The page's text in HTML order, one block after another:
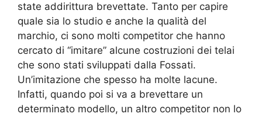
state addirittura brevettate. Tanto per capire
quale sia lo studio e anche la qualità del
marchio, ci sono molti competitor che hanno
cercato di “imitare” alcune costruzioni dei telai
che sono stati sviluppati dalla Fossati.
Un’imitazione che spesso ha molte lacune.
Infatti, quando poi si va a brevettare un
determinato modello, un altro competitor non lo